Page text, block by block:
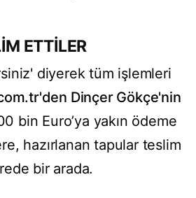
ETTİLER
diyerek tüm işlemleri
Dinçer Gökçe'nin
bin Euro’ya yakın ödeme
hazırlanan tapular teslim
bir arada.